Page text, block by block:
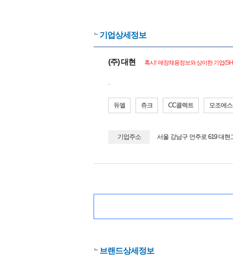
기업상세정보
(주) 대현 혹시! 매장채용정보와 상이한 기업
.
듀엘 쥬크 CC콜렉트 모조에
기업주소 서울 강남구 언주로 619 대현
브랜드상세정보